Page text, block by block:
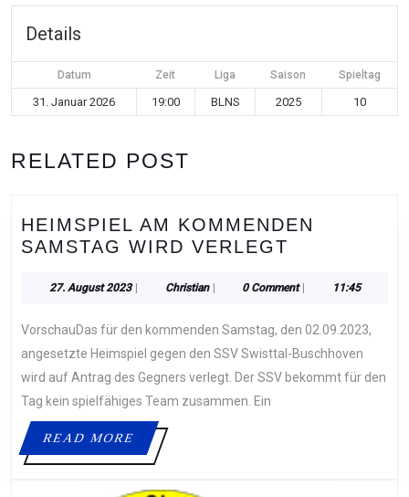
Details
Datum Zeit Liga Saison Spieltag
31. Januar 2026 19:00 BLNS 2025 10
RELATED POST
HEIMSPIEL AM KOMMENDEN
SAMSTAG WIRD VERLEGT
WIRD
VERLEGT
27. August 202327.
ChristianChristian0 Comment 11:45
VorschauDas für den kommenden Samstag, den 02.09.2023,
angesetzte Heimspiel gegen den SSV Swisttal-Buschhoven
wird auf Antrag des Gegners verlegt. Der SSV bekommt für den
Tag kein spielfähiges Team zusammen. Ein
READ MOREREAD
MORE